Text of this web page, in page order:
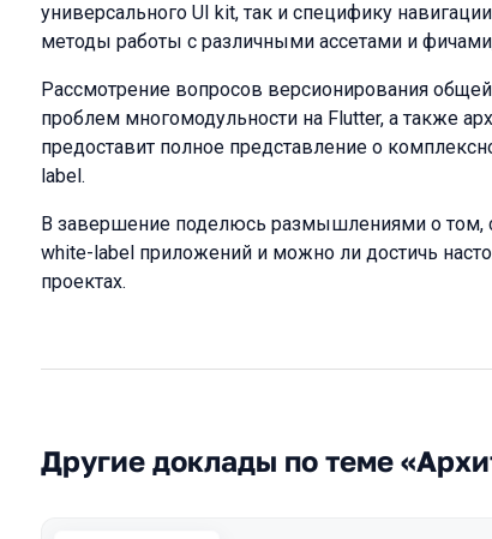
универсального UI kit, так и специфику
методы работы с различными ассетами и
Рассмотрение вопросов версионирования
проблем многомодульности на Flutter, а также
предоставит полное представление о
label.
В завершение поделюсь размышлениями о том,
white-label приложений и можно ли достичь
проектах.
Другие доклады по теме